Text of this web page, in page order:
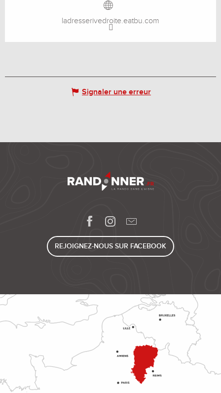
ladresserivedroite.eatbu.com
Signaler une erreur
REJOIGNEZ-NOUS SUR FACEBOOK